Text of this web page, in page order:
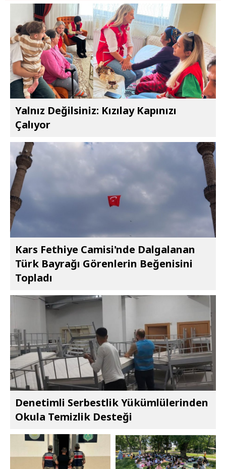
Yalnız Değilsiniz: Kızılay Kapınızı
Çalıyor
Kars Fethiye Camisi'nde Dalgalanan
Türk Bayrağı Görenlerin Beğenisini
Topladı
Denetimli Serbestlik Yükümlülerinden
Okula Temizlik Desteği